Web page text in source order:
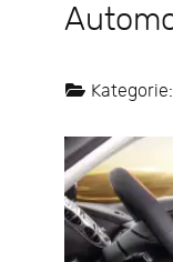
Kategorie: